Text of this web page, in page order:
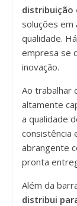
distribuição
soluções em
qualidade.
empresa se
inovação.
Ao trabalhar
altamente
a qualidade
consistência
abrangente
pronta
Além da
distribui